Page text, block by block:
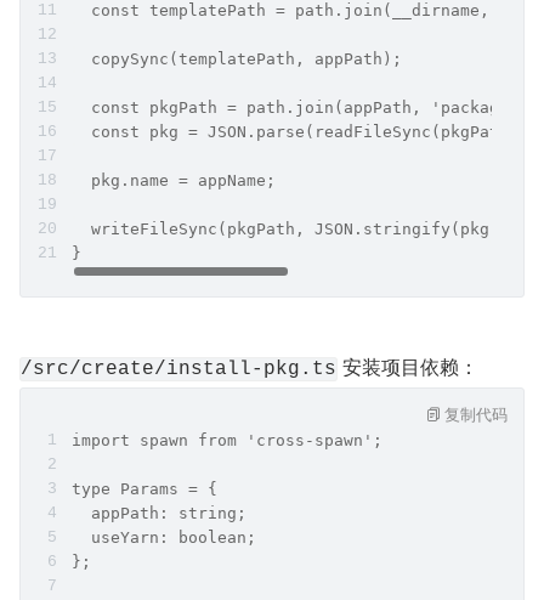
const templatePath = path.join(__dirname,
  copySync(templatePath, appPath);
const pkgPath = path.join(appPath,
const pkg = JSON.parse(readFileSync(pkgPath,
  pkg.name = appName;
writeFileSync(pkgPath, JSON.stringify(pkg,
}
/src/create/install-pkg.ts 安装项目依赖：
import spawn from 'cross-spawn';
type Params = {
  appPath: string;
  useYarn: boolean;
};
复制代码